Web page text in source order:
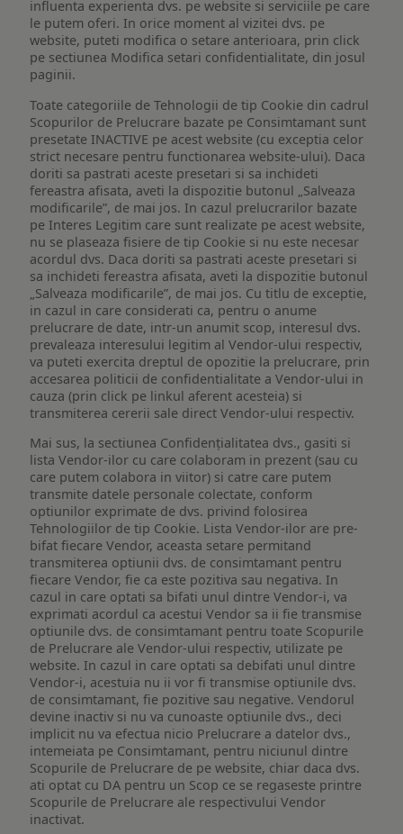
influenta experienta dvs. pe website si serviciile pe care
le putem oferi. In orice moment al vizitei dvs. pe
website, puteti modifica o setare anterioara, prin click
pe sectiunea Modifica setari confidentialitate, din josul
paginii.
Toate categoriile de Tehnologii de tip Cookie din cadrul
Scopurilor de Prelucrare bazate pe Consimtamant sunt
presetate INACTIVE pe acest website (cu exceptia celor
strict necesare pentru functionarea website-ului). Daca
doriti sa pastrati aceste presetari si sa inchideti
fereastra afisata, aveti la dispozitie butonul „Salveaza
modificarile”, de mai jos. In cazul prelucrarilor bazate
pe Interes Legitim care sunt realizate pe acest website,
nu se plaseaza fisiere de tip Cookie si nu este necesar
acordul dvs. Daca doriti sa pastrati aceste presetari si
sa inchideti fereastra afisata, aveti la dispozitie butonul
„Salveaza modificarile”, de mai jos. Cu titlu de exceptie,
in cazul in care considerati ca, pentru o anume
prelucrare de date, intr-un anumit scop, interesul dvs.
prevaleaza interesului legitim al Vendor-ului respectiv,
va puteti exercita dreptul de opozitie la prelucrare, prin
accesarea politicii de confidentialitate a Vendor-ului in
cauza (prin click pe linkul aferent acesteia) si
transmiterea cererii sale direct Vendor-ului respectiv.
Mai sus, la sectiunea Confidențialitatea dvs., gasiti si
lista Vendor-ilor cu care colaboram in prezent (sau cu
care putem colabora in viitor) si catre care putem
transmite datele personale colectate, conform
optiunilor exprimate de dvs. privind folosirea
Tehnologiilor de tip Cookie. Lista Vendor-ilor are pre-
bifat fiecare Vendor, aceasta setare permitand
transmiterea optiunii dvs. de consimtamant pentru
fiecare Vendor, fie ca este pozitiva sau negativa. In
cazul in care optati sa bifati unul dintre Vendor-i, va
exprimati acordul ca acestui Vendor sa ii fie transmise
optiunile dvs. de consimtamant pentru toate Scopurile
de Prelucrare ale Vendor-ului respectiv, utilizate pe
website. In cazul in care optati sa debifati unul dintre
Vendor-i, acestuia nu ii vor fi transmise optiunile dvs.
de consimtamant, fie pozitive sau negative. Vendorul
devine inactiv si nu va cunoaste optiunile dvs., deci
implicit nu va efectua nicio Prelucrare a datelor dvs.,
intemeiata pe Consimtamant, pentru niciunul dintre
Scopurile de Prelucrare de pe website, chiar daca dvs.
ati optat cu DA pentru un Scop ce se regaseste printre
Scopurile de Prelucrare ale respectivului Vendor
inactivat.